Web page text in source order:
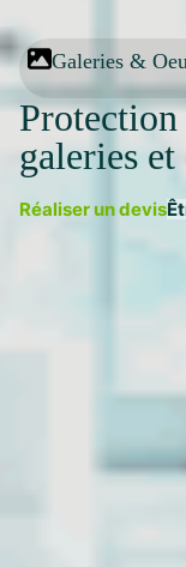
Galeries &
Protection
galeries
Réaliser un devis